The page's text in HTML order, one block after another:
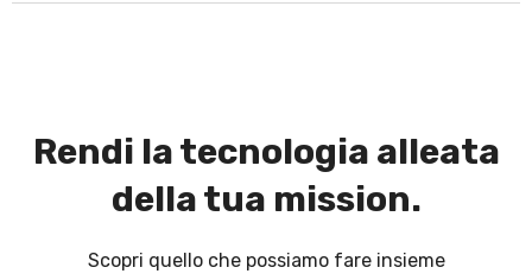
Rendi la tecnologia alleata
della tua mission.
Scopri quello che possiamo fare insieme